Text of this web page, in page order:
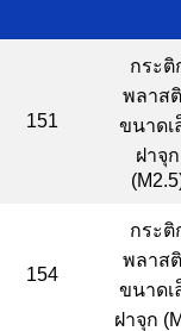
151
กระติ
พลาส
ขนาดเ
ฝาจุก
154
กระติ
พลาส
ขนาดเ
ฝาจุก